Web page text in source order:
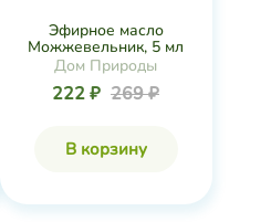
Эфирное масло
Можжевельник, 5 мл
Дом Природы
222 ₽ 269 ₽
В корзину